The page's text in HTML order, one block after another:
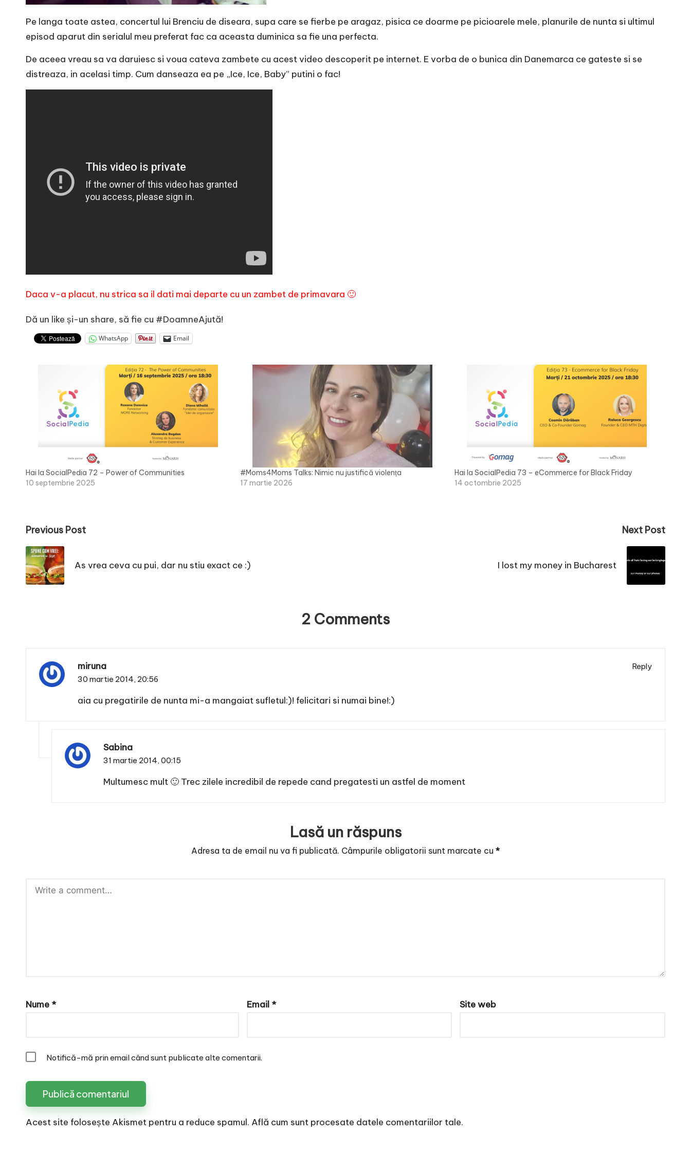
e
Pe langa toate astea, concertul lui Brenciu de diseara, supa care se fierbe pe aragaz, pisica ce doarme pe picioarele mele, planurile de nunta si ultimul
episod aparut din serialul meu preferat fac ca aceasta duminica sa fie una perfecta.
De aceea vreau sa va daruiesc si voua cateva zambete cu acest video descoperit pe internet. E vorba de o bunica din Danemarca ce gateste si se
distreaza, in acelasi timp. Cum danseaza ea pe „Ice, Ice, Baby” putini o fac!
Daca v-a placut, nu strica sa il dati mai departe cu un zambet de primavara 🙂
Dă un like și-un share, să fie cu #DoamneAjută!
WhatsApp Email
Hai la SocialPedia 72 – Power of Communities
10 septembrie 2025
#Moms4Moms Talks: Nimic nu justifică violența
17 martie 2026
Hai la SocialPedia 73 – eCommerce for Black Friday
14 octombrie 2025
Post
navigation
Previous Post
As vrea ceva cu pui, dar nu stiu exact ce :)
Next Post
I lost my money in Bucharest
2 Comments
miruna
Reply
30 martie 2014, 20:56
aia cu pregatirile de nunta mi-a mangaiat sufletul:)! felicitari si numai bine!:)
Sabina
31 martie 2014, 00:15
Multumesc mult 🙂 Trec zilele incredibil de repede cand pregatesti un astfel de moment
Lasă un răspuns
Adresa ta de email nu va fi publicată. Câmpurile obligatorii sunt marcate cu *
Nume * Email * Site web
Notifică-mă prin email când sunt publicate alte comentarii.
Acest site folosește Akismet pentru a reduce spamul. Află cum sunt procesate datele comentariilor tale.